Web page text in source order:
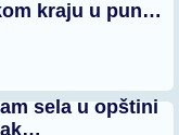
kraju u pun…
sela u opštini
ak…